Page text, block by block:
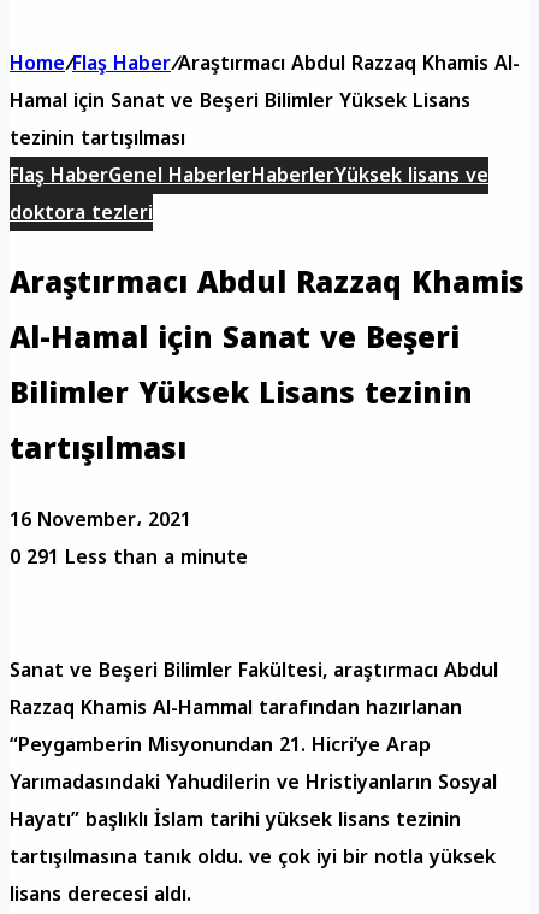
Home/Flaş Haber/Araştırmacı Abdul Razzaq Khamis Al-
Hamal için Sanat ve Beşeri Bilimler Yüksek Lisans
tezinin tartışılması
Flaş HaberGenel HaberlerHaberlerYüksek lisans ve
doktora tezleri
Araştırmacı Abdul Razzaq Khamis
Al-Hamal için Sanat ve Beşeri
Bilimler Yüksek Lisans tezinin
tartışılması
16 November، 2021
0291 Less than a minute
Sanat ve Beşeri Bilimler Fakültesi, araştırmacı Abdul
Razzaq Khamis Al-Hammal tarafından hazırlanan
“Peygamberin Misyonundan 21. Hicri’ye Arap
Yarımadasındaki Yahudilerin ve Hristiyanların Sosyal
Hayatı” başlıklı İslam tarihi yüksek lisans tezinin
tartışılmasına tanık oldu. ve çok iyi bir notla yüksek
lisans derecesi aldı.